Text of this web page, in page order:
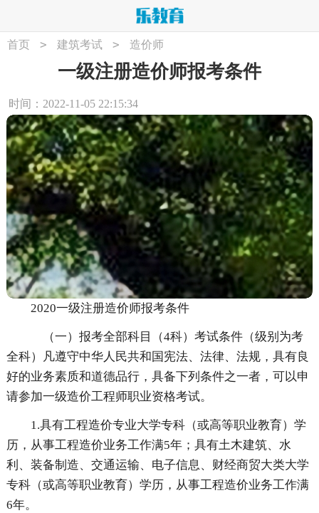
首页 > 建筑考试 > 造价师
一级注册造价师报考条件
时间：2022-11-05 22:15:34
2020一级注册造价师报考条件
（一）报考全部科目（4科）考试条件（级别为考
全科）凡遵守中华人民共和国宪法、法律、法规，具有良
好的业务素质和道德品行，具备下列条件之一者，可以申
请参加一级造价工程师职业资格考试。
1.具有工程造价专业大学专科（或高等职业教育）学
历，从事工程造价业务工作满5年；具有土木建筑、水
利、装备制造、交通运输、电子信息、财经商贸大类大学
专科（或高等职业教育）学历，从事工程造价业务工作满
6年。